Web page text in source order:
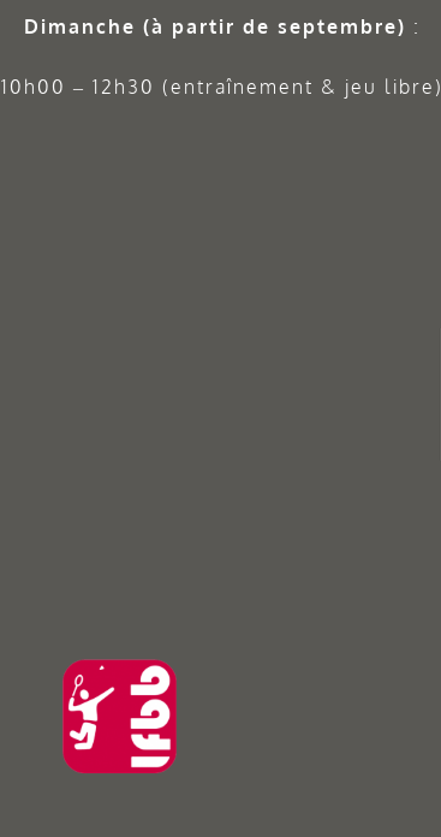
Dimanche (à partir de septembre) :
10h00 – 12h30 (entraînement & jeu libre)